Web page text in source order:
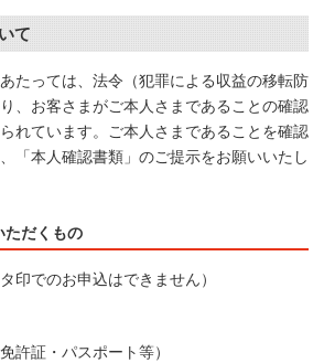
て
たっては、法令（犯罪による収益の移転防
、お客さまがご本人さまであることの確認
れています。ご本人さまであることを確認
「本人確認書類」のご提示をお願いいたし
ただくもの
印でのお申込はできません）
許証・パスポート等）